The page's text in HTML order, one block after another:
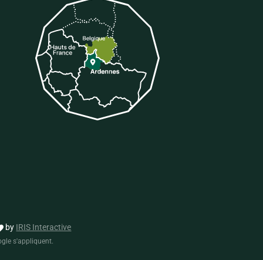
sur Tiktok
by IRIS Interactive
s'appliquent.